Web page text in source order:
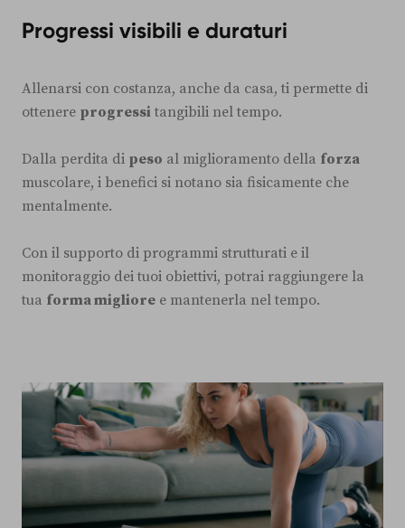
Progressi visibili e duraturi
Allenarsi con costanza, anche da casa, ti permette di
ottenere progressi tangibili nel tempo.
Dalla perdita di peso al miglioramento della forza
muscolare, i benefici si notano sia fisicamente che
mentalmente.
Con il supporto di programmi strutturati e il
monitoraggio dei tuoi obiettivi, potrai raggiungere la
tua forma migliore e mantenerla nel tempo.